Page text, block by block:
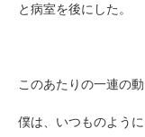
と病室を後にした。
このあたりの一連の
僕は、いつものよう